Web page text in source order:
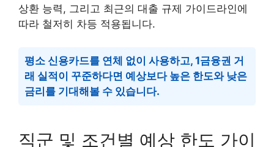
상환 능력, 그리고 최근의 대출 규제 가이드라인에
따라 철저히 차등 적용됩니다.
평소 신용카드를 연체 없이 사용하고, 1금융권 거
래 실적이 꾸준하다면 예상보다 높은 한도와 낮은
금리를 기대해볼 수 있습니다.
직군 및 조건별 예상 한도 가이